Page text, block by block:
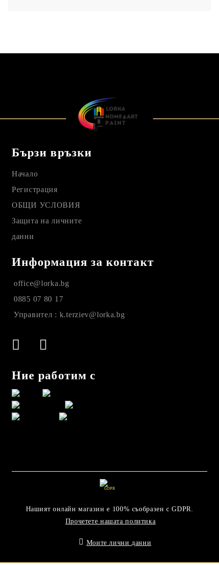
Бързи връзки
Начало
Регистрация
ОБЩИ УСЛОВИЯ
Защита на личните
данни
Информация за контакт
office@lorka.bg
0885 07 80 17
Управител : k.terziev@lorka.bg
Ние работим с
GDPR
Нашият онлайн магазин е 100% съобразен с GDPR.
Прочетете нашата политика
Моите лични данни